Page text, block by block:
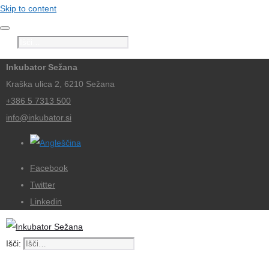
Skip to content
Inkubator Sežana
Kraška ulica 2, 6210 Sežana
+386 5 7313 500
info@inkubator.si
Facebook
Twitter
Linkedin
Išči: